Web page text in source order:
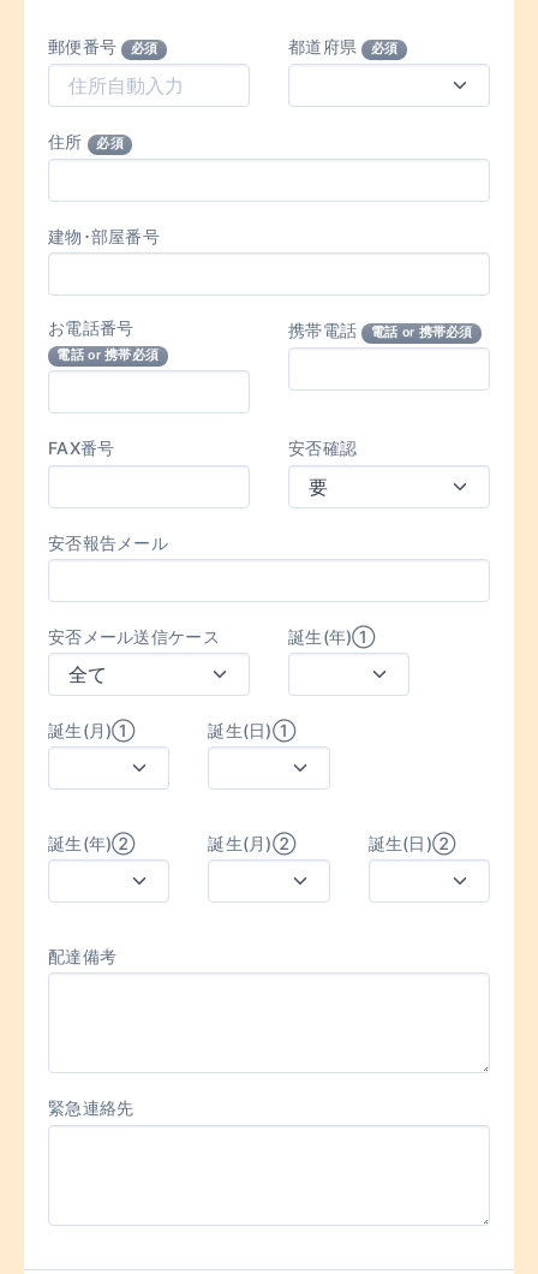
郵便番号 必須 都道府県 必須
住所 必須
建物･部屋番号
お電話番号
電話 or 携帯必須
携帯電話 電話 or 携帯必須
FAX番号 安否確認
安否報告メール
安否メール送信ケース 誕生(年)①
誕生(月)① 誕生(日)①
誕生(年)② 誕生(月)② 誕生(日)②
配達備考
緊急連絡先